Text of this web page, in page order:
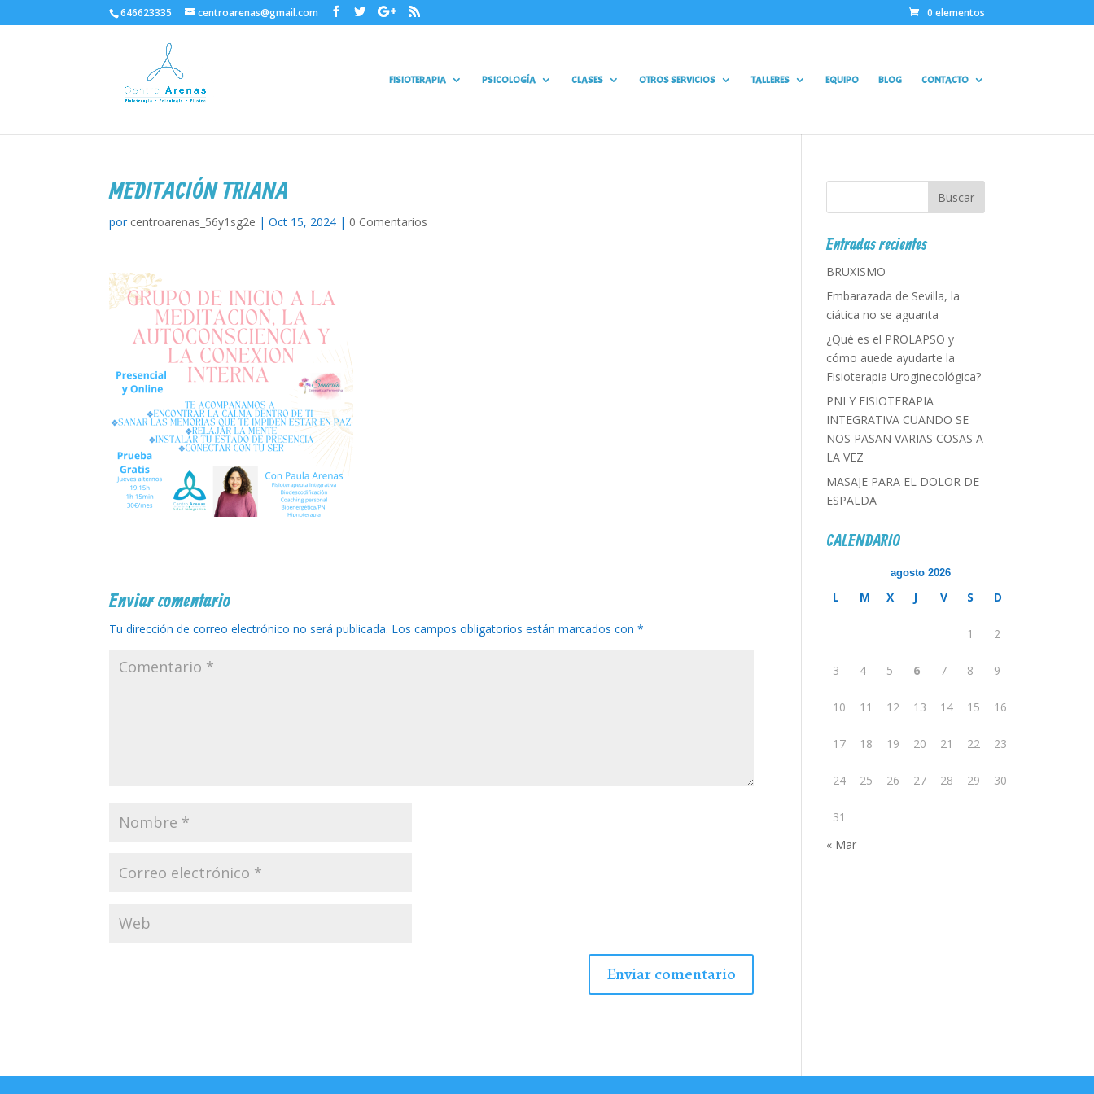
646623335 centroarenas@gmail.com 0 elementos
FISIOTERAPIA PSICOLOGÍA CLASES OTROS SERVICIOS TALLERES EQUIPO BLOG CONTACTO
MEDITACIÓN TRIANA
por centroarenas_56y1sg2e |Oct 15, 2024 | 0 Comentarios
Enviar comentario
Tu dirección de correo electrónico no será publicada. Los campos obligatorios están marcados con*
Entradas recientes
BRUXISMO
Embarazada de Sevilla, la
ciática no se aguanta
¿Qué es el PROLAPSO y
cómo auede ayudarte la
Fisioterapia Uroginecológica?
PNI Y FISIOTERAPIA
INTEGRATIVA CUANDO SE
NOS PASAN VARIAS COSAS A
LA VEZ
MASAJE PARA EL DOLOR DE
ESPALDA
CALENDARIO
agosto 2026
L M X J V S D
1 2
3 4 5 6 7 8 9
10 11 12 13 14 15 16
17 18 19 20 21 22 23
24 25 26 27 28 29 30
31
« Mar